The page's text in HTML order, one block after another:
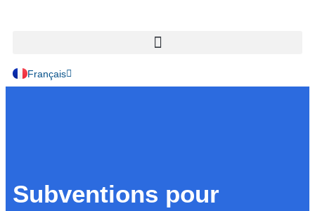
Français
English
Subventions pour